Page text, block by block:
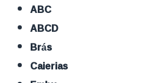
ABC
ABCD
Brás
Caierias